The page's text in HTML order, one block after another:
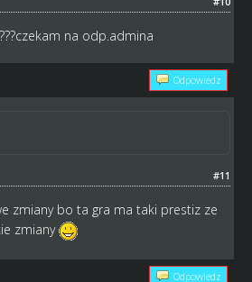
na odp.admina
Odpowiedz
#11
zmiany bo ta gra ma taki prestiz ze
zmiany
Odpowiedz